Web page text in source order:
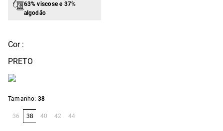
63% viscose e 37%
algodão
Cor :
PRETO
Tamanho: 38
36 38 40 42 44
º vestido curto